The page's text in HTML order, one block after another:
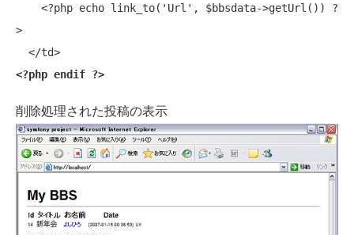
    <?php
echo link_to( 'Url' , $bbsdata->getUrl()) ?
>
<?php endif ?>
削除処理された投稿の表示